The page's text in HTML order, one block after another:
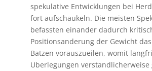
spekulative Entwicklungen bei
fort aufschaukeln. Die meisten
befassten einander dadurch
Positionsanderung der Gewicht
Batzen vorauszueilen, womit
Uberlegungen verstandlicherweise